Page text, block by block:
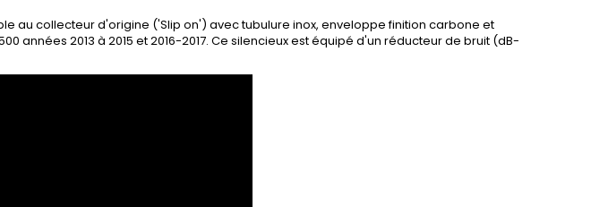
au collecteur d'origine ('Slip on') avec tubulure inox, enveloppe finition carbone et
années 2013 à 2015 et 2016-2017. Ce silencieux est équipé d'un réducteur de bruit (dB-